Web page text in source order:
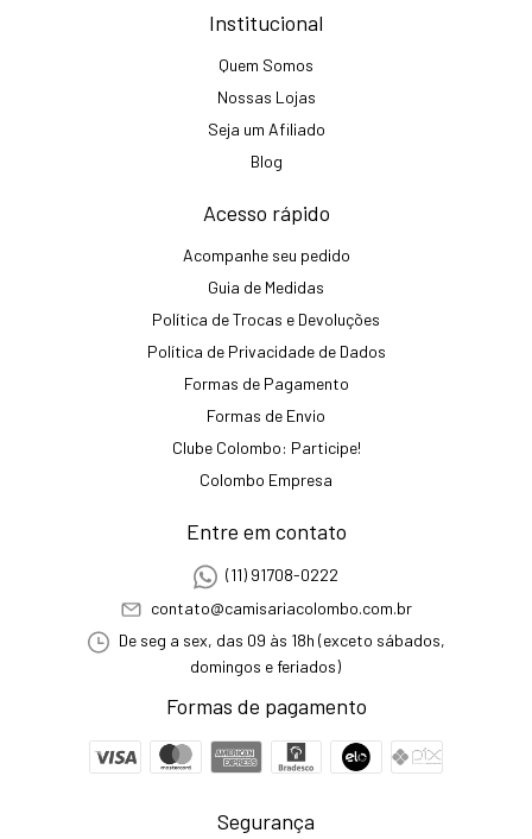
Institucional
Quem Somos
Nossas Lojas
Seja um Afiliado
Blog
Acesso rápido
Acompanhe seu pedido
Guia de Medidas
Política de Trocas e Devoluções
Política de Privacidade de Dados
Formas de Pagamento
Formas de Envio
Clube Colombo: Participe!
Colombo Empresa
Entre em contato
(11) 91708-0222
contato@camisariacolombo.com.br
De seg a sex, das 09 às 18h (exceto sábados,
domingos e feriados)
Formas de pagamento
Segurança